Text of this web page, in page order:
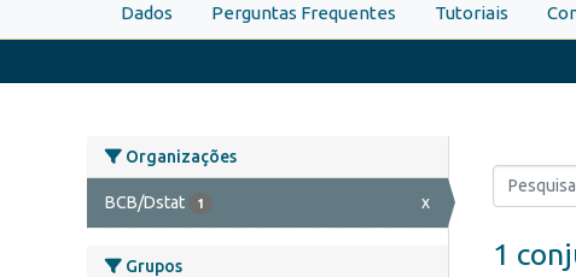
Dados Perguntas Frequentes Tutoriais
Organizações
BCB/Dstat 1 x
Grupos 1